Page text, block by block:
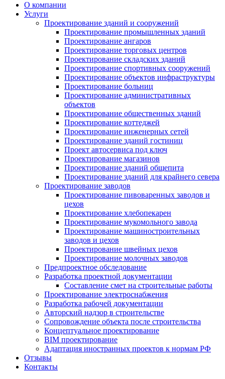
О компании
Услуги
Проектирование зданий и сооружений
Проектирование промышленных зданий
Проектирование ангаров
Проектирование торговых центров
Проектирование складских зданий
Проектирование спортивных сооружений
Проектирование объектов инфраструктуры
Проектирование больниц
Проектирование административных
объектов
Проектирование общественных зданий
Проектирование коттеджей
Проектирование инженерных сетей
Проектирование зданий гостиниц
Проект автосервиса под ключ
Проектирование магазинов
Проектирование зданий общепита
Проектирование зданий для крайнего севера
Проектирование заводов
Проектирование пивоваренных заводов и
цехов
Проектирование хлебопекарен
Проектирование мукомольного завода
Проектирование машиностроительных
заводов и цехов
Проектирование швейных цехов
Проектирование молочных заводов
Предпроектное обследование
Разработка проектной документации
Составление смет на строительные работы
Проектирование электроснабжения
Разработка рабочей документации
Авторский надзор в строительстве
Сопровождение объекта после строительства
Концептуальное проектирование
BIM проектирование
Адаптация иностранных проектов к нормам РФ
Отзывы
Контакты